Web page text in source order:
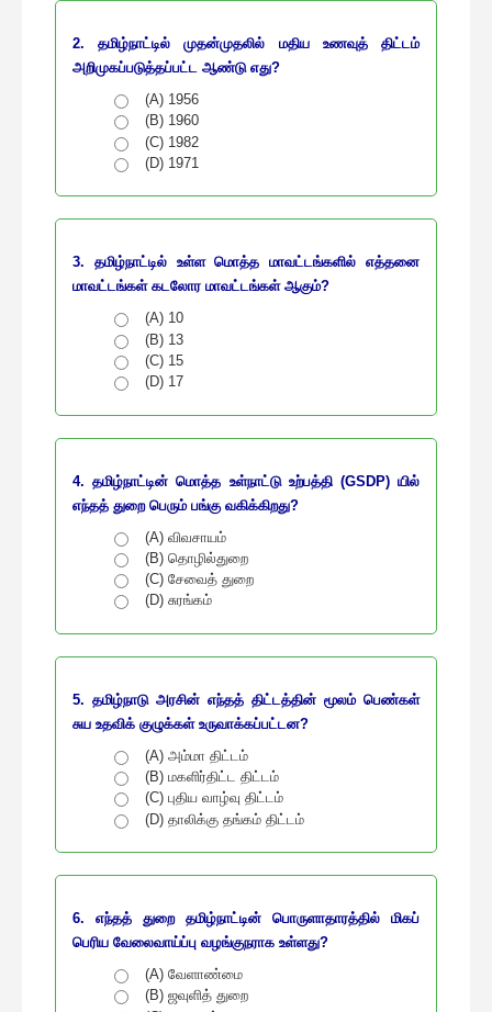
2. தமிழ்நாட்டில் முதன்முதலில் மதிய உணவுத் திட்டம்
அறிமுகப்படுத்தப்பட்ட ஆண்டு எது?
(A) 1956
(B) 1960
(C) 1982
(D) 1971
3. தமிழ்நாட்டில் உள்ள மொத்த மாவட்டங்களில் எத்தனை
மாவட்டங்கள் கடலோர மாவட்டங்கள் ஆகும்?
(A) 10
(B) 13
(C) 15
(D) 17
4. தமிழ்நாட்டின் மொத்த உள்நாட்டு உற்பத்தி (GSDP) யில்
எந்தத் துறை பெரும் பங்கு வகிக்கிறது?
(A) விவசாயம்
(B) தொழில்துறை
(C) சேவைத் துறை
(D) சுரங்கம்
5. தமிழ்நாடு அரசின் எந்தத் திட்டத்தின் மூலம் பெண்கள்
சுய உதவிக் குழுக்கள் உருவாக்கப்பட்டன?
(A) அம்மா திட்டம்
(B) மகளிர்திட்ட திட்டம்
(C) புதிய வாழ்வு திட்டம்
(D) தாலிக்கு தங்கம் திட்டம்
6. எந்தத் துறை தமிழ்நாட்டின் பொருளாதாரத்தில் மிகப்
பெரிய வேலைவாய்ப்பு வழங்குநராக உள்ளது?
(A) வேளாண்மை
(B) ஜவுளித் துறை